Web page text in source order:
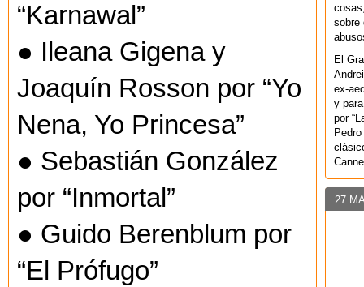
“Karnawal”
● Ileana Gigena y
Joaquín Rosson por “Yo
Nena, Yo Princesa”
● Sebastián González
por “Inmortal”
● Guido Berenblum por
“El Prófugo”
sobre
El
ex-
y
por
27